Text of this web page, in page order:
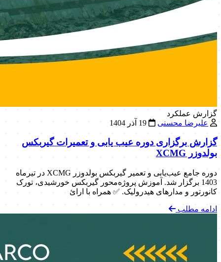
گزارش عملکرد
علیرضا محسنی
19 آذر 1404
گزارش برگزاری دوره عیب یابی و تعمیرات گیربکس
بولدوزر XCMG
دوره جامع عیب‌یابی و تعمیر گیربکس بولدوزر XCMG در تیرماه
1403 برگزار شد. آموزش پروژه‌محور گیربکس خورشیدی، تورک
کانورتور و مدارهای هیدرولیک. ✅ همراه با ارائ
ادامه مطلب